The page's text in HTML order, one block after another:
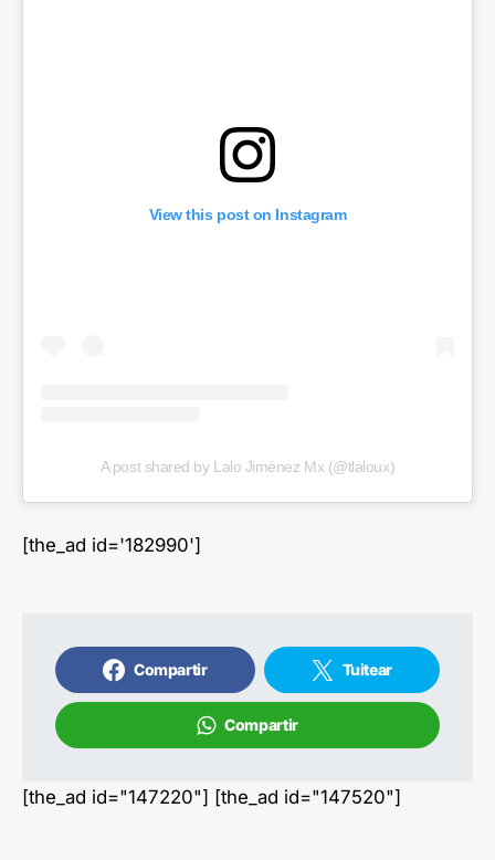
View this post on Instagram
A post shared by Lalo Jiménez Mx (@tlaloux)
[the_ad id='182990']
Compartir Tuitear
Compartir
[the_ad id="147220"] [the_ad id="147520"]